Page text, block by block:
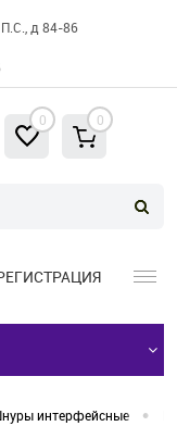
д 84-86
0 0
интерфейсные •